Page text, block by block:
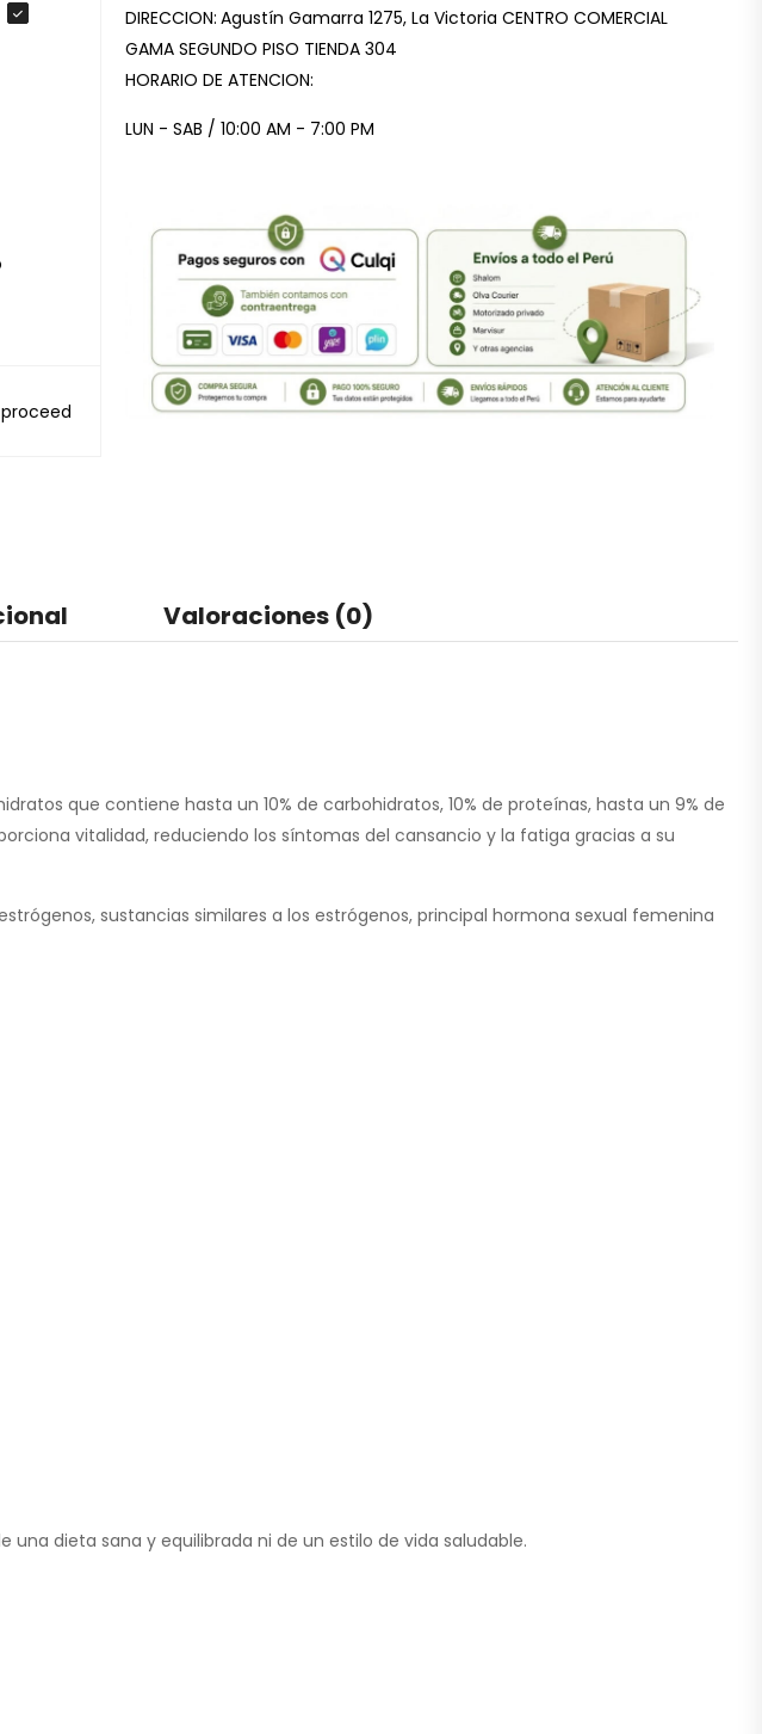
DIRECCION: Agustín Gamarra 1275, La Victoria CENTRO COMERCIAL
GAMA SEGUNDO PISO TIENDA 304
HORARIO DE ATENCION:
LUN - SAB / 10:00 AM - 7:00 PM
Valoraciones (0)
que contiene hasta un 10% de carbohidratos, 10% de proteínas, hasta un 9% de
vitalidad, reduciendo los síntomas del cansancio y la fatiga gracias a su
sustancias similares a los estrógenos, principal hormona sexual femenina
dieta sana y equilibrada ni de un estilo de vida saludable.